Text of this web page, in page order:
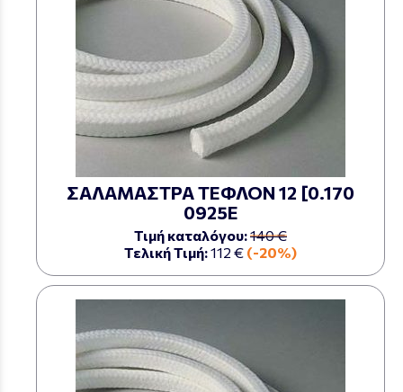
ΣΑΛΑΜΑΣΤΡΑ ΤΕΦΛΟΝ 12 [0.170
0925Ε
Τιμή καταλόγου:140 €
Τελική Τιμή:112 € (-20%)